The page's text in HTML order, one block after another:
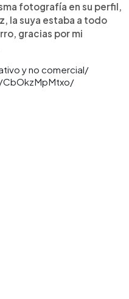
fotografía en su perfil,
la suya estaba a todo
gracias por mi
y no comercial/